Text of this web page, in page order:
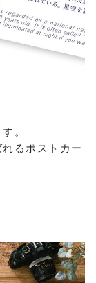
。
るポストカー